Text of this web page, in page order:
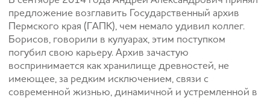
предложение возглавить Государственный архив
Пермского края (ГАПК), чем немало удивил коллег.
Борисов, говорили в кулуарах, этим поступком
погубил свою карьеру. Архив зачастую
воспринимается как хранилище древностей, не
имеющее, за редким исключением, связи с
современной жизнью, динамичной и устремленной в